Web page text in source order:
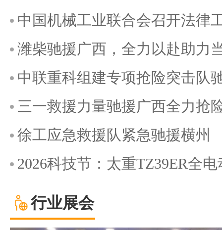
中国机械工业联合会召开法律
潍柴驰援广西，全力以赴助力
中联重科组建专项抢险突击队
三一救援力量驰援广西全力抢
徐工应急救援队紧急驰援横州
2026科技节：太重TZ39ER全
行业展会